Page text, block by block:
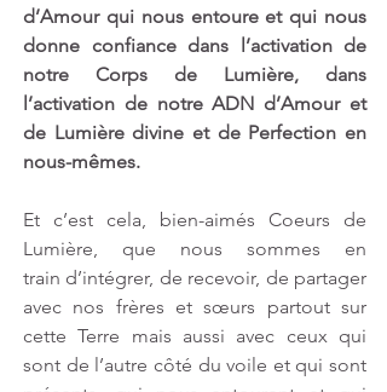
d’Amour qui nous entoure et qui nous
donne confiance dans l’activation de
notre Corps de Lumière, dans
l’activation de notre ADN d’Amour et
de Lumière divine et de Perfection en
nous-mêmes.
Et c’est cela, bien-aimés Coeurs de
Lumière, que nous sommes en
train d’intégrer, de recevoir, de partager
avec nos frères et sœurs partout sur
cette Terre mais aussi avec ceux qui
sont de l’autre côté du voile et qui sont